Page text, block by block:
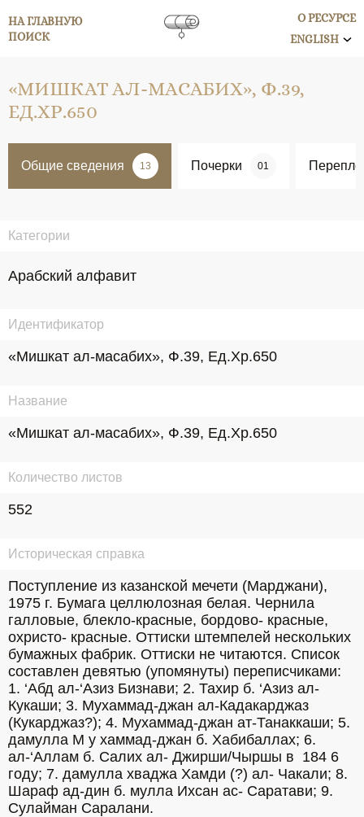
НА ГЛАВНУЮ
ПОИСК
О РЕСУРСЕ
ENGLISH
«МИШКАТ АЛ-МАСАБИХ», Ф.39,
ЕД.ХР.650
Общие сведения 13 Почерки 01
Категории
Арабский алфавит
Идентификатор
«Мишкат ал-масабих», Ф.39, Ед.Хр.650
Название
«Мишкат ал-масабих», Ф.39, Ед.Хр.650
Количество листов
552
Историческая справка
Поступление из казанской мечети (Марджани),
1975 г. Бумага целлюлозная белая. Чернила
галловые, блекло-красные, бордово- красные,
охристо- красные. Оттиски штемпелей нескольких
бумажных фабрик. Оттиски не читаются. Список
составлен девятью (упомянуты) переписчиками:
1. ‘Абд ал-‘Азиз Бизнави; 2. Тахир б. ‘Азиз ал-
Кукаши; 3. Мухаммад-джан ал-Кадакарджаз
(Кукарджаз?); 4. Мухаммад-джан ат-Танаккаши; 5.
дамулла М у хаммад-джан б. Хабибаллах; 6.
ал-‘Аллам б. Салих ал- Джирши/Чыршы в  184 6
году; 7. дамулла хваджа Хамди (?) ал- Чакали; 8.
Шараф ад-дин б. мулла Ихсан ас- Саратави; 9.
Сулайман Саралани.